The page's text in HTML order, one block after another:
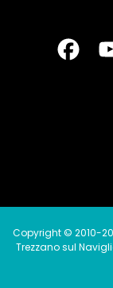
Copyright © 2010-
Trezzano sul